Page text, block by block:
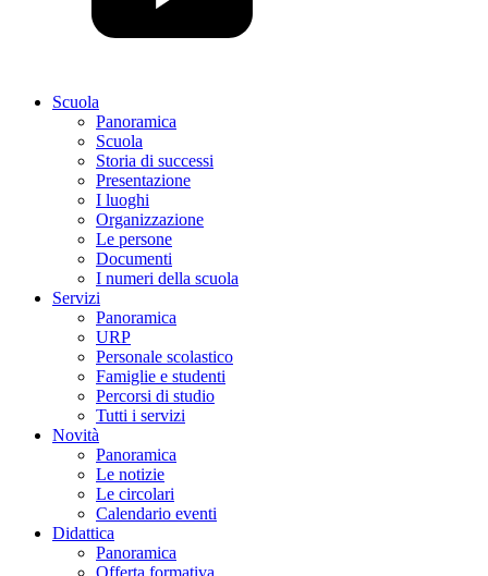
Scuola
Panoramica
Scuola
Storia di successi
Presentazione
I luoghi
Organizzazione
Le persone
Documenti
I numeri della scuola
Servizi
Panoramica
URP
Personale scolastico
Famiglie e studenti
Percorsi di studio
Tutti i servizi
Novità
Panoramica
Le notizie
Le circolari
Calendario eventi
Didattica
Panoramica
Offerta formativa